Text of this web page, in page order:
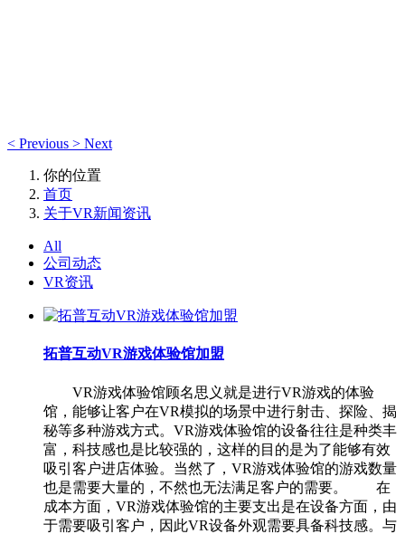
< Previous > Next
你的位置
首页
关于VR新闻资讯
All
公司动态
VR资讯
拓普互动VR游戏体验馆加盟
VR游戏体验馆顾名思义就是进行VR游戏的体验
馆，能够让客户在VR模拟的场景中进行射击、探险、揭
秘等多种游戏方式。VR游戏体验馆的设备往往是种类丰
富，科技感也是比较强的，这样的目的是为了能够有效
吸引客户进店体验。当然了，VR游戏体验馆的游戏数量
也是需要大量的，不然也无法满足客户的需要。 在
成本方面，VR游戏体验馆的主要支出是在设备方面，由
于需要吸引客户，因此VR设备外观需要具备科技感。与